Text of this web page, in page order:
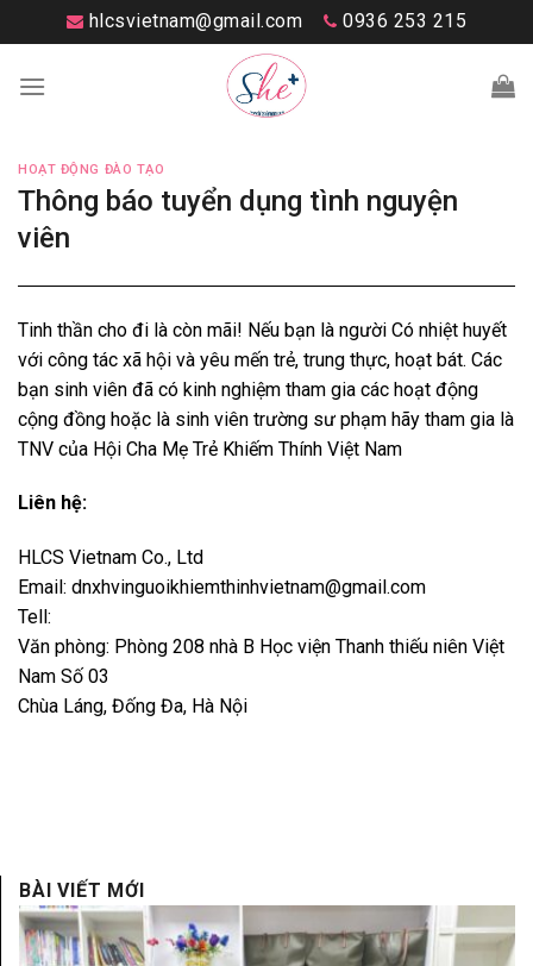
to
content
hlcsvietnam@gmail.com 0936 253 215
HOẠT ĐỘNG ĐÀO TẠO
Thông báo tuyển dụng tình nguyện
viên
Tinh thần cho đi là còn mãi! Nếu bạn là người Có nhiệt huyết
với công tác xã hội và yêu mến trẻ, trung thực, hoạt bát. Các
bạn sinh viên đã có kinh nghiệm tham gia các hoạt động
cộng đồng hoặc là sinh viên trường sư phạm hãy tham gia là
TNV của Hội Cha Mẹ Trẻ Khiếm Thính Việt Nam
Liên hệ:
HLCS Vietnam Co., Ltd
Email: dnxhvinguoikhiemthinhvietnam@gmail.com
Tell:
Văn phòng: Phòng 208 nhà B Học viện Thanh thiếu niên Việt
Nam Số 03
Chùa Láng, Đống Đa, Hà Nội
BÀI VIẾT MỚI